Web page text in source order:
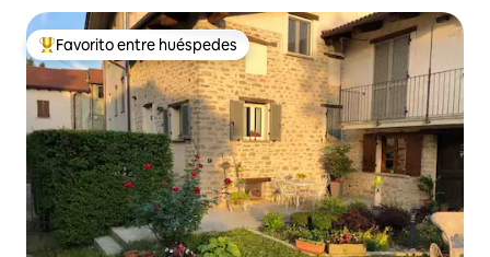
De los mejores en Favorito entre huéspedes
Favorito entre huéspedes